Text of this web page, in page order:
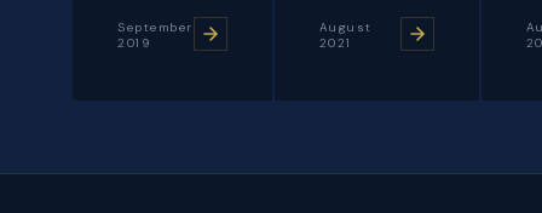
September
2019
August
2021